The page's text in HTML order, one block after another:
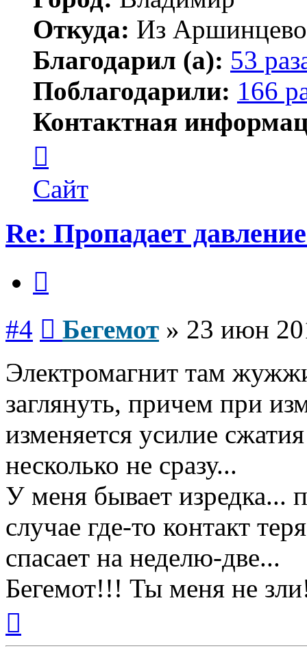
Откуда: Из
Благодарил (а): 53
Поблагодарили: 166
Контактная
пользователя
Бегемот
Сайт
Re: Пропадает
#4 Бегемот » 23 июн
Электромагнит там
заглянуть, причем при
изменяется усилие
несколько не сразу...
У меня бывает изредка...
случае где-то контакт
спасает на неделю-две...
Бегемот!!! Ты меня не
началу